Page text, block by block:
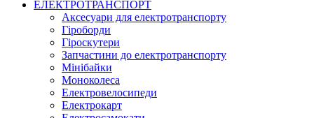
ЕЛЕКТРОТРАНСПОРТ
Аксесуари для електротранспорту
Гіроборди
Гіроскутери
Запчастини до електротранспорту
Мінібайки
Моноколеса
Електровелосипеди
Електрокарт